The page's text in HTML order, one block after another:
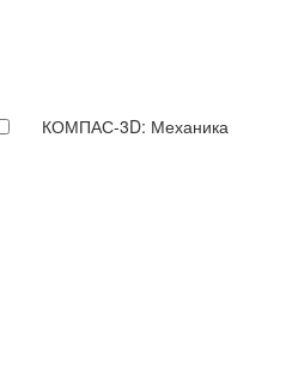
КОМПАС-3D: Механика